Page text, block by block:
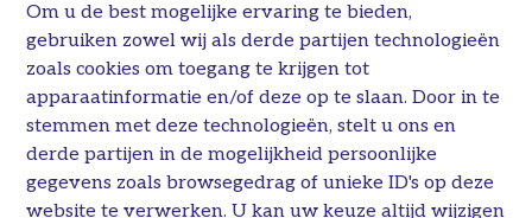
Om u de best mogelijke ervaring te bieden,
gebruiken zowel wij als derde partijen technologieën
zoals cookies om toegang te krijgen tot
apparaatinformatie en/of deze op te slaan. Door in te
stemmen met deze technologieën, stelt u ons en
derde partijen in de mogelijkheid persoonlijke
gegevens zoals browsegedrag of unieke ID's op deze
website te verwerken. U kan uw keuze altijd wijzigen
waardoor u zonder extra kosten of zorgen meteen kunt
verhuizen. Deze afwerking is reeds inbegrepen in de
verkoopprijs.
Indeling
Ruime inkomhal met gastentoilet
Praktische berging
Royale leefruimte met aparte zithoek